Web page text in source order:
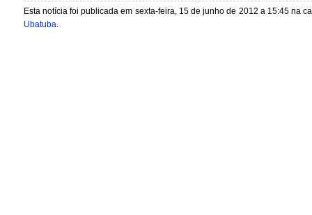
Esta notícia foi publicada em sexta-feira, 15 de junho de 2012 a 15:45 na
Ubatuba.